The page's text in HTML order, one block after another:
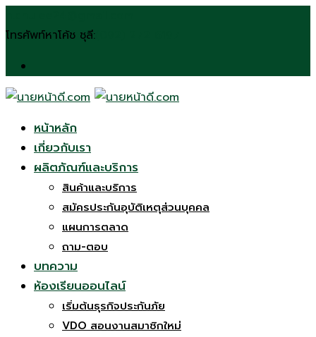
to
โทรศัพท์หาโค้ช ชุลี:
หน้าหลัก
เกี่ยวกับเรา
ผลิตภัณฑ์และบริการ
สินค้าและบริการ
สมัครประกันอุบัติเหตุส่วนบุคคล
แผนการตลาด
ถาม-ตอบ
บทความ
ห้องเรียนออนไลน์
เริ่มต้นธุรกิจประกันภัย
VDO สอนงานสมาชิกใหม่